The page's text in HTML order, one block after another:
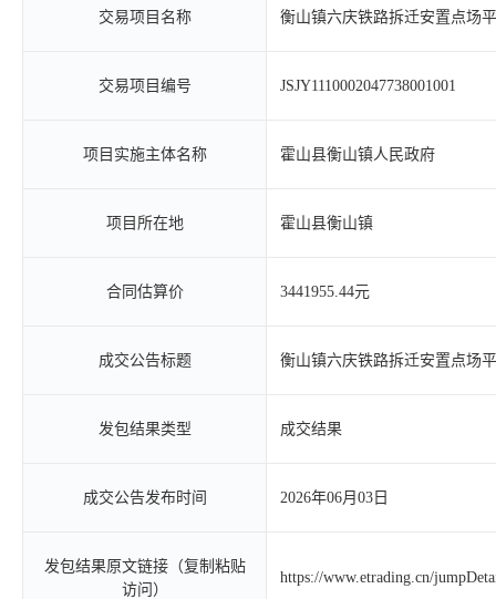
交易项目名称 衡山镇六庆铁路拆迁安置点场
交易项目编号 JSJY1110002047738001001
项目实施主体名称 霍山县衡山镇人民政府
项目所在地 霍山县衡山镇
合同估算价 3441955.44元
成交公告标题 衡山镇六庆铁路拆迁安置点场
发包结果类型 成交结果
成交公告发布时间 2026年06月03日
发包结果原文链接（复制粘贴
访问）
https://www.etrading.cn/